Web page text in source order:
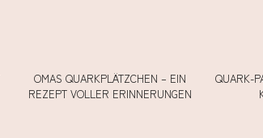
OMAS QUARKPLÄTZCHEN – EIN
REZEPT VOLLER ERINNERUNGEN
QUARK-